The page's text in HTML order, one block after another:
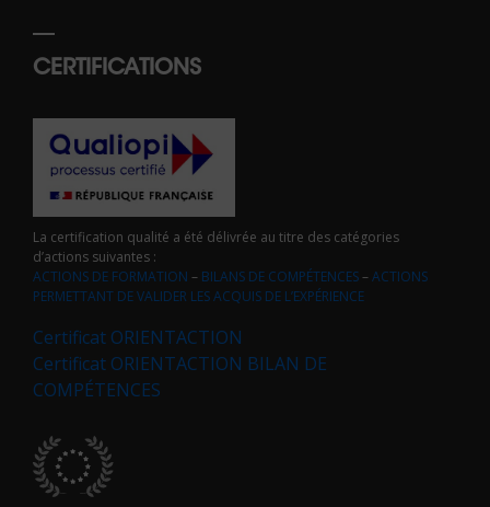
CERTIFICATIONS
La certification qualité a été délivrée au titre des catégories
d’actions suivantes :
ACTIONS DE FORMATION – BILANS DE COMPÉTENCES–ACTIONS
PERMETTANT DE VALIDER LES ACQUIS DE L’EXPÉRIENCE
Certificat ORIENTACTION
Certificat ORIENTACTION BILAN DE
COMPÉTENCES